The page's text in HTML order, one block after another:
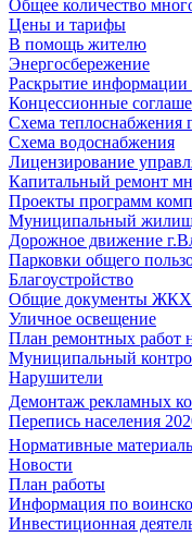
Общее количество
Цены и тарифы
В помощь жителю
Энергосбережение
Раскрытие
Концессионные
Схема теплоснабжения
Схема водоснабжения
Лицензирование
Капитальный ремонт
Проекты программ
Муниципальный
Дорожное движение
Парковки общего
Благоустройство
Общие документы ЖКХ
Уличное освещение
План ремонтных работ
Муниципальный
Нарушители
Демонтаж рекламных
Перепись населения
Нормативные
Новости
План работы
Информация по
Инвестиционная